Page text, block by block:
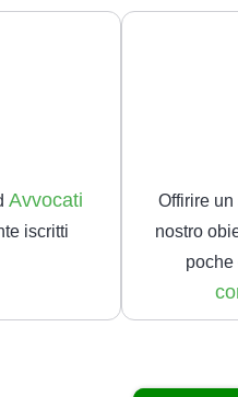
Avvocati
iscritti
Offirire
nostro
poche